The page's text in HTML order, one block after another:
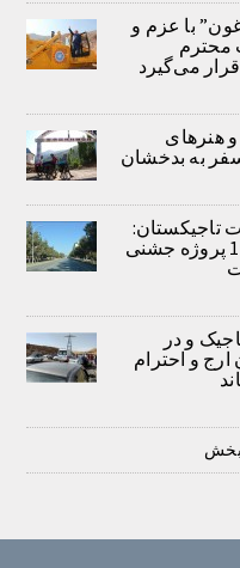
با عزم و
محترم
می‌گیرد
هنرهای
به بدخشان
تاجیکستان:
در ناحیه دنغره در سه سال آینده 190 پروژه جشنی
و در
و احترام